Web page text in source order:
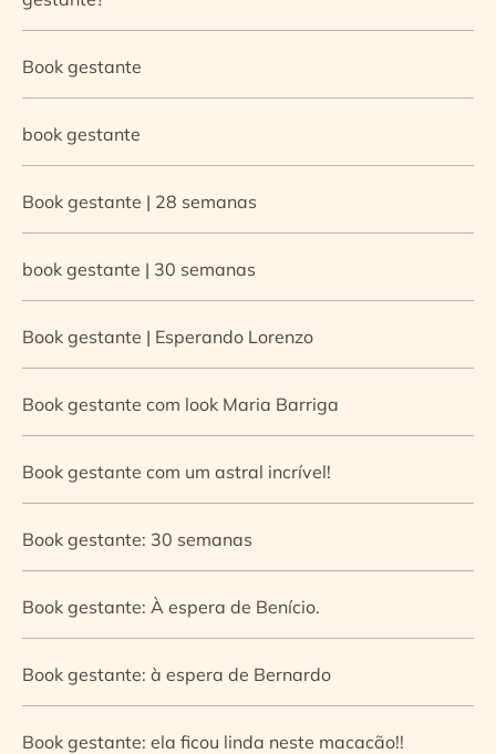
Book gestante
book gestante
Book gestante | 28 semanas
book gestante | 30 semanas
Book gestante | Esperando Lorenzo
Book gestante com look Maria Barriga
Book gestante com um astral incrível!
Book gestante: 30 semanas
Book gestante: À espera de Benício.
Book gestante: à espera de Bernardo
Book gestante: ela ficou linda neste macacão!!